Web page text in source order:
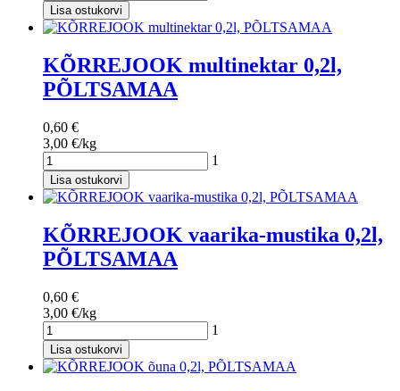
Lisa ostukorvi
KÕRREJOOK multinektar 0,2l,
PÕLTSAMAA
0,60 €
3,00 €/kg
1
Lisa ostukorvi
KÕRREJOOK vaarika-mustika 0,2l,
PÕLTSAMAA
0,60 €
3,00 €/kg
1
Lisa ostukorvi